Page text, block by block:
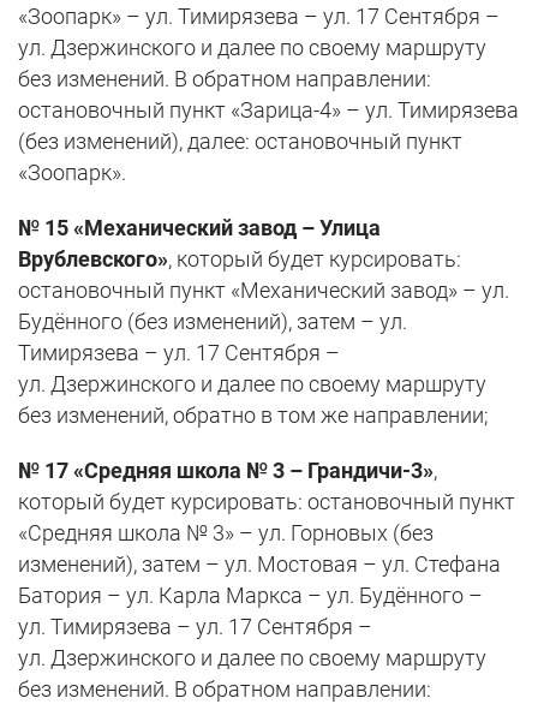
«Зоопарк» – ул. Тимирязева – ул. 17 Сентября –
ул. Дзержинского и далее по своему маршруту
без изменений. В обратном направлении:
остановочный пункт «Зарица-4» – ул. Тимирязева
(без изменений), далее: остановочный пункт
«Зоопарк».
№ 15 «Механический завод – Улица
Врублевского», который будет курсировать:
остановочный пункт «Механический завод» – ул.
Будённого (без изменений), затем – ул.
Тимирязева – ул. 17 Сентября –
ул. Дзержинского и далее по своему маршруту
без изменений, обратно в том же направлении;
№ 17 «Средняя школа № 3 – Грандичи-3»,
который будет курсировать: остановочный пункт
«Средняя школа № 3» – ул. Горновых (без
изменений), затем – ул. Мостовая – ул. Стефана
Батория – ул. Карла Маркса – ул. Будённого –
ул. Тимирязева – ул. 17 Сентября –
ул. Дзержинского и далее по своему маршруту
без изменений. В обратном направлении: